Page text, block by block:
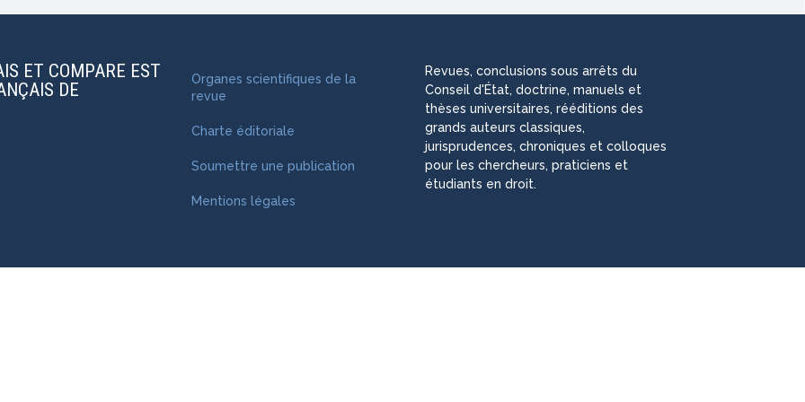
ET COMPARE EST
DE
Organes scientifiques de la
revue
Charte éditoriale
Soumettre une publication
Mentions légales
Revues, conclusions sous arrêts du
Conseil d'État, doctrine, manuels et
thèses universitaires, rééditions des
grands auteurs classiques,
jurisprudences, chroniques et colloques
pour les chercheurs, praticiens et
étudiants en droit.